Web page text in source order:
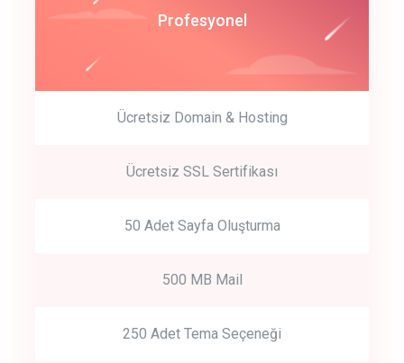
Get Started
Start by trying our service for 30 days free trial no credit card
Profesyonel
Ücretsiz Domain & Hosting
Ücretsiz SSL Sertifikası
50 Adet Sayfa Oluşturma
500 MB Mail
250 Adet Tema Seçeneği
Start Up